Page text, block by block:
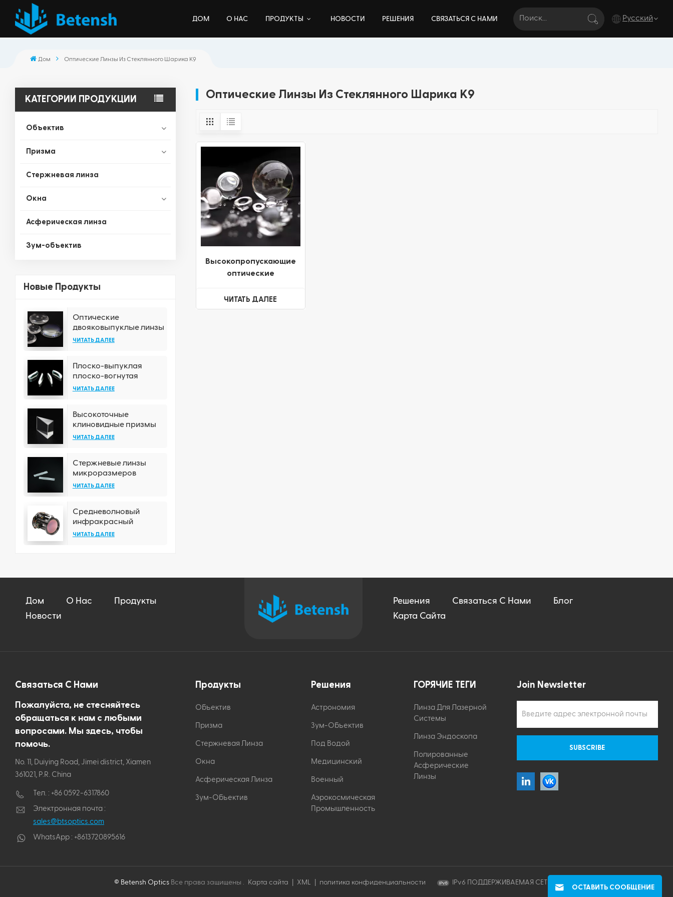
ДОМ О НАС ПРОДУКТЫ НОВОСТИ РЕШЕНИЯ СВЯЗАТЬСЯ С НАМИ Русский
Дом Оптические Линзы Из Стеклянного Шарика K9
КАТЕГОРИИ ПРОДУКЦИИ
Объектив
Призма
Стержневая линза
Окна
Асферическая линза
Зум-объектив
Новые Продукты
Оптические
двояковыпуклые линзы
с различными
ЧИТАТЬ ДАЛЕЕ
Плоско-выпуклая
плоско-вогнутая
прямоугольная
ЧИТАТЬ ДАЛЕЕ
Высокоточные
клиновидные призмы
из плавленого кварца
ЧИТАТЬ ДАЛЕЕ
Стержневые линзы
микроразмеров
ЧИТАТЬ ДАЛЕЕ
Средневолновый
инфракрасный
объектив с
ЧИТАТЬ ДАЛЕЕ
Оптические Линзы Из Стеклянного Шарика K9
Высокопропускающие
оптические
малого диаметра
ЧИТАТЬ ДАЛЕЕ
Дом О Нас
Продукты
Новости
Решения Связаться С Нами
Блог
Карта Сайта
Связаться С Нами
Пожалуйста, не стесняйтесь
обращаться к нам с любыми
вопросами. Мы здесь, чтобы
помочь.
No. 11, Duiying Road, Jimei district, Xiamen
361021, P.R. China
Тел. : +86 0592-6317860
Электронная почта :
sales@btsoptics.com
WhatsApp : +8613720895616
Продукты
Объектив
Призма
Стержневая Линза
Окна
Асферическая Линза
Зум-Объектив
Решения
Астрономия
Зум-Объектив
Под Водой
Медицинский
Военный
Аэрокосмическая
Промышленность
ГОРЯЧИЕ ТЕГИ
Линза Для Лазерной
Системы
Линза Эндоскопа
Полированные
Асферические
Линзы
Join Newsletter
© Betensh OpticsВсе права защищены . Карта сайта XML политика конфиденциальности IPv6 ПОДДЕРЖИВАЕМАЯ СЕТЬ
ОСТАВИТЬ СООБЩЕНИЕ